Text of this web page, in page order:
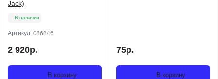
Jack)
В наличии
Артикул: 086846
2 920р.
В корзину
75р.
В корзину